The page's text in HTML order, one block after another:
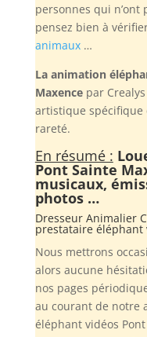
personnes qui
pensez bien à
animaux…
La animation
Maxencepar
artistique spécifique
rareté.
En résumé :
Pont Sainte
musicaux,
photos …
Dresseur Animalier
prestataire éléphant
Nous mettrons
alors aucune
nos pages
au courant de notre
éléphant vidéos